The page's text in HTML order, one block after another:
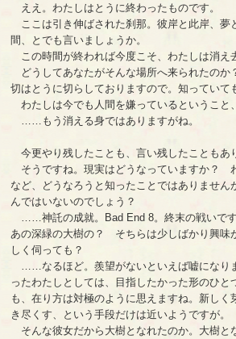
ええ。わたしはとうに終わったものです。
ここは引き伸ばされた刹那。彼岸と此岸、夢
間、とでも言いましょうか。
この時間が終われば今度こそ、わたしは消え
どうしてあなたがそんな場所へ来られたの
切はとうに切らしておりますので。知っていて
わたしは今でも人間を嫌っているということ
……もう消える身ではありますがね。
今更やり残したことも、言い残したこともあ
そうですね。現実はどうなっていますか？
など、どうなろうと知ったことではありません
んではいないのでしょう？
……神託の成就。Bad End 8。終末の戦いです
あの深緑の大樹の？ そちらは少しばかり興味
しく伺っても？
……なるほど。羨望がないといえば嘘になり
ったわたしとしては、目指したかった形のひ
も、在り方は対極のように思えますね。新しく
き尽くす、という手段だけは近いようですが。
そんな彼女だから大樹となれたのか。大樹と